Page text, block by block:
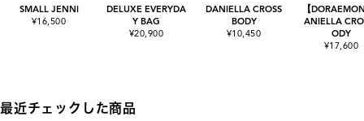
SMALL JENNI
¥16,500
DELUXE EVERYDA
Y BAG
¥20,900
DANIELLA CROSS
BODY
¥10,450
【
ANIELLA
ODY
¥17,600
最近チェックした商品